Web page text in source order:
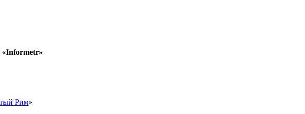
«Informetr»
Рим»